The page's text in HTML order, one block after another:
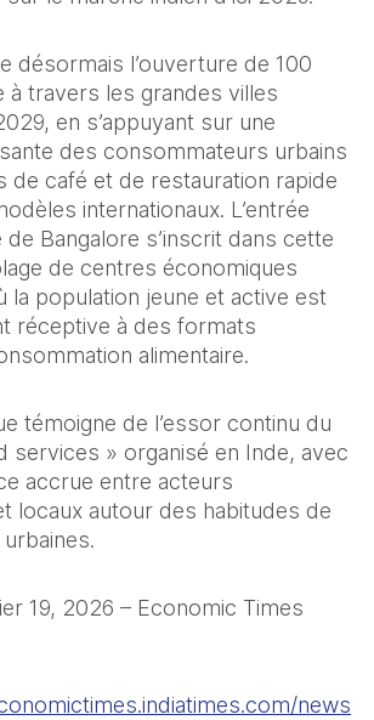
désormais l’ouverture de 100
à travers les grandes villes
en s’appuyant sur une
des consommateurs urbains
de café et de restauration rapide
internationaux. L’entrée
Bangalore s’inscrit dans cette
de centres économiques
la population jeune et active est
réceptive à des formats
alimentaire.
témoigne de l’essor continu du
services » organisé en Inde, avec
accrue entre acteurs
locaux autour des habitudes de
19, 2026 – Economic Times
news